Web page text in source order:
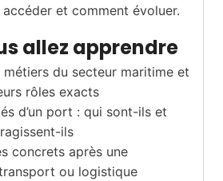
et comment évoluer.
allez apprendre
du secteur maritime et
rôles exacts
d’un port : qui sont-ils et
ils
concrets après une
ou logistique